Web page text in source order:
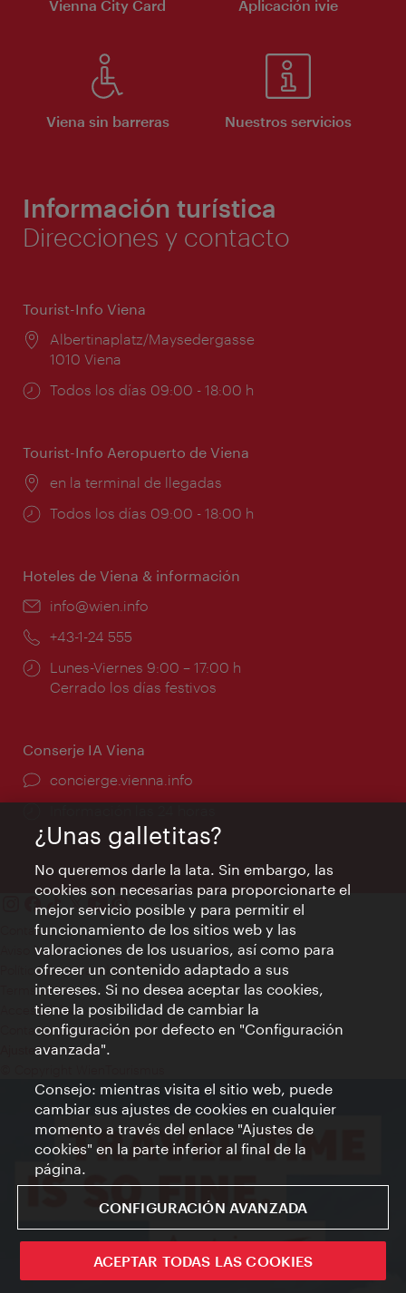
Vienna City Card Aplicación ivie
Viena sin barreras Nuestros servicios
Información turística
Direcciones y contacto
Tourist-Info Viena
Lugar:
Albertinaplatz/Maysedergasse
1010 Viena
Horarios
Todos los días 09:00 - 18:00 h
Tourist-Info Aeropuerto de Viena
Lugar:
en la terminal de llegadas
Horarios
Todos los días 09:00 - 18:00 h
Hoteles de Viena & información
e-
info@wien.info
Teléfono:
+43-1-24 555
Horarios
de
Lunes-Viernes 9:00 – 17:00 h
Cerrado los días festivos
Conserje IA Viena
concierge.vienna.info
Contacto
Aviso legal
Política de privacidad de datos
Terms of Use
Accesibilidad
Contacto para la prensa
Ajustes de cookie
¿Unas galletitas?
No queremos darle la lata. Sin embargo, las
cookies son necesarias para proporcionarte el
mejor servicio posible y para permitir el
funcionamiento de los sitios web y las
valoraciones de los usuarios, así como para
ofrecer un contenido adaptado a sus
intereses. Si no desea aceptar las cookies,
tiene la posibilidad de cambiar la
configuración por defecto en "Configuración
avanzada".
Consejo: mientras visita el sitio web, puede
cambiar sus ajustes de cookies en cualquier
momento a través del enlace "Ajustes de
cookies" en la parte inferior al final de la
página.
CONFIGURACIÓN AVANZADA
ACEPTAR TODAS LAS COOKIES